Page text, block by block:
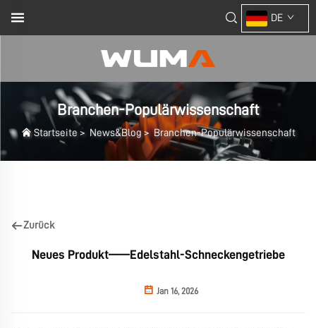
DE
Branchen-Populärwissenschaft
Startseite > News&Blog >Branchen-Populärwissenschaft
Zurück
Neues Produkt——Edelstahl-Schneckengetriebe
Jan 16, 2026